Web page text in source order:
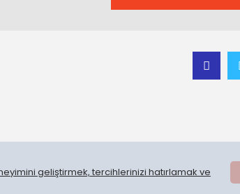
geliştirmek, tercihlerinizi hatırlamak ve